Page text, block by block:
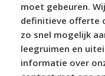
moet gebeuren.
definitieve offerte
zo snel mogelijk
leegruimen en
informatie over